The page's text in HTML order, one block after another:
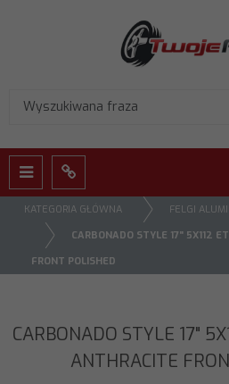
Menu Panel
KATEGORIA GŁÓWNA
FELGI
CARBONADO STYLE 17" 5X112
FRONT POLISHED
CARBONADO STYLE 17"
ANTHRACITE